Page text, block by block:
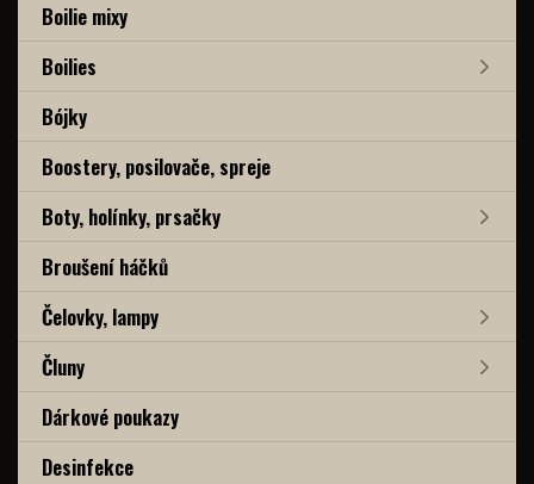
Boilie mixy
Boilies
Bójky
Boostery, posilovače, spreje
Boty, holínky, prsačky
Broušení háčků
Čelovky, lampy
Čluny
Dárkové poukazy
Desinfekce